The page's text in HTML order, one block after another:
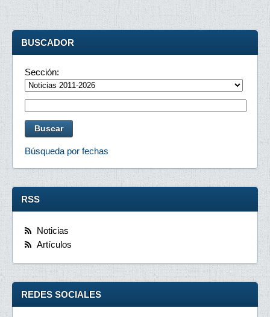
BUSCADOR
Sección:
Búsqueda por fechas
RSS
Noticias
Artículos
REDES SOCIALES